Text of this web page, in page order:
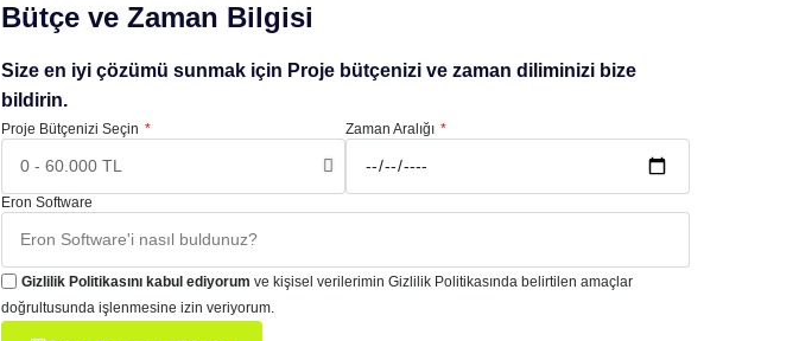
Bütçe ve Zaman Bilgisi
Size en iyi çözümü sunmak için Proje bütçenizi ve zaman diliminizi bize
bildirin.
Proje Bütçenizi Seçin Zaman Aralığı
Eron Software
Gizlilik Politikasını kabul ediyorum ve kişisel verilerimin Gizlilik Politikasında belirtilen amaçlar
doğrultusunda işlenmesine izin veriyorum.